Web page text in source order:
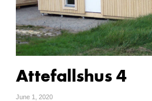
Attefallshus 4
June 1, 2020